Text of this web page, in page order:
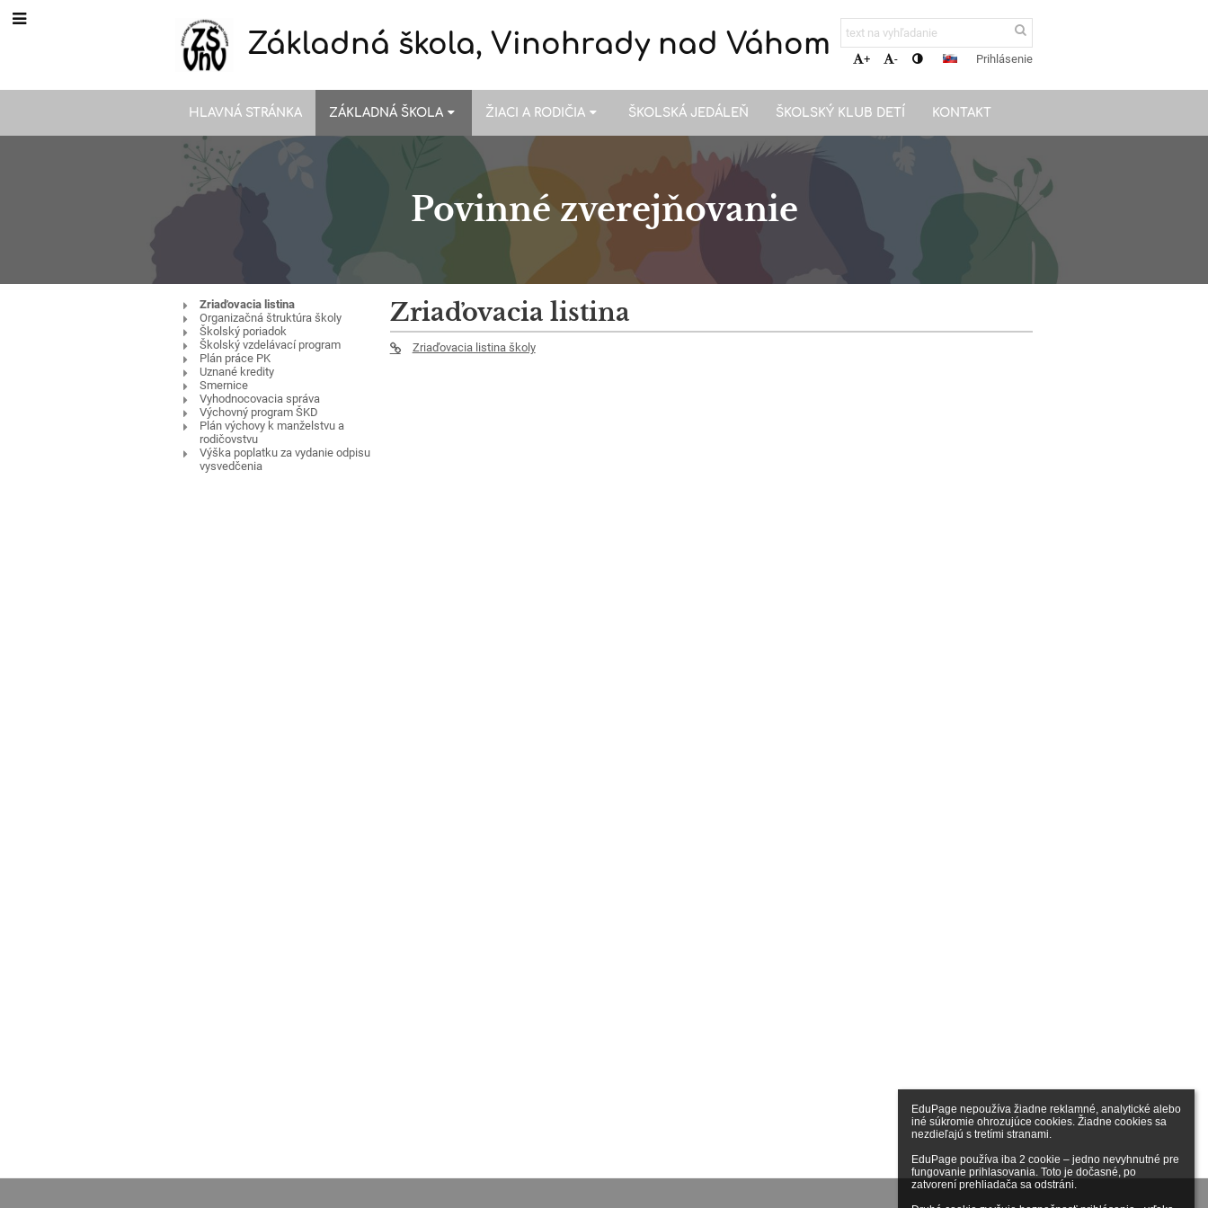
EduPage nepoužíva žiadne reklamné, analytické alebo
iné súkromie ohrozujúce cookies. Žiadne cookies sa
nezdieľajú s tretími stranami.
EduPage používa iba 2 cookie – jedno nevyhnutné pre
fungovanie prihlasovania. Toto je dočasné, po
zatvorení prehliadača sa odstráni.
Základná škola, Vinohrady nad Váhom + - Prihlásenie
HLAVNÁ STRÁNKA ZÁKLADNÁ ŠKOLA ŽIACI A RODIČIA ŠKOLSKÁ JEDÁLEŇ ŠKOLSKÝ KLUB DETÍ KONTAKT
Povinné zverejňovanie
Povinné
zverejňovanie
Zriaďovacia listina
Organizačná štruktúra školy
Školský poriadok
Školský vzdelávací program
Plán práce PK
Uznané kredity
Smernice
Vyhodnocovacia správa
Výchovný program ŠKD
Plán výchovy k manželstvu a
rodičovstvu
Výška poplatku za vydanie odpisu
vysvedčenia
Zriaďovacia listina
Zriaďovacia listina školy